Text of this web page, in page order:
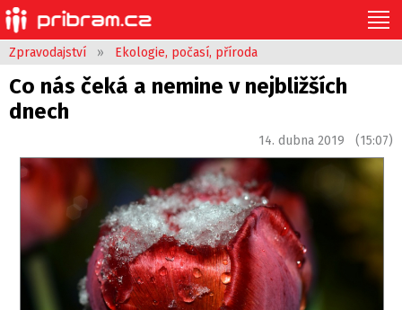
Zpravodajství » Ekologie, počasí, příroda
Co nás čeká a nemine v nejbližších
dnech
14. dubna 2019 (15:07)